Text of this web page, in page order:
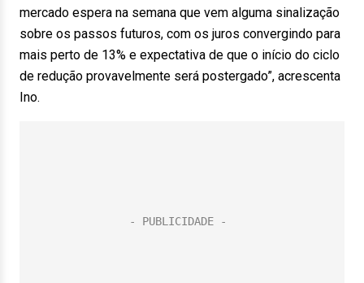
mercado espera na semana que vem alguma sinalização
sobre os passos futuros, com os juros convergindo para
mais perto de 13% e expectativa de que o início do ciclo
de redução provavelmente será postergado”, acrescenta
Ino.